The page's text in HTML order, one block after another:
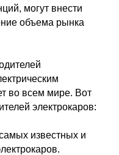
могут внести
объема рынка
во всем мире. Вот
электрокаров:
известных и